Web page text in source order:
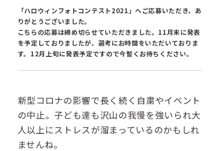
「ハロウィンフォトコンテスト2021」へご応募いただき、あ
りがとうございました。
こちらの応募は締め切らせていただきました。11月末に発表
を予定しておりましたが、選考にお時間をいただいておりま
す。12月上旬に発表予定ですので今暫くお待ちください。
新型コロナの影響で長く続く自粛やイベント
の中止。子ども達も沢山の我慢を強いられ大
人以上にストレスが溜まっているのかもしれ
ませんね。